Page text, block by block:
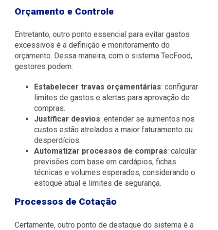
Orçamento e Controle
Entretanto, outro ponto essencial para evitar gastos
excessivos é a definição e monitoramento do
orçamento. Dessa maneira, com o sistema TecFood,
gestores podem:
Estabelecer travas orçamentárias: configurar
limites de gastos e alertas para aprovação de
compras.
Justificar desvios: entender se aumentos nos
custos estão atrelados a maior faturamento ou
desperdícios.
Automatizar processos de compras: calcular
previsões com base em cardápios, fichas
técnicas e volumes esperados, considerando o
estoque atual e limites de segurança.
Processos de Cotação
Certamente, outro ponto de destaque do sistema é a